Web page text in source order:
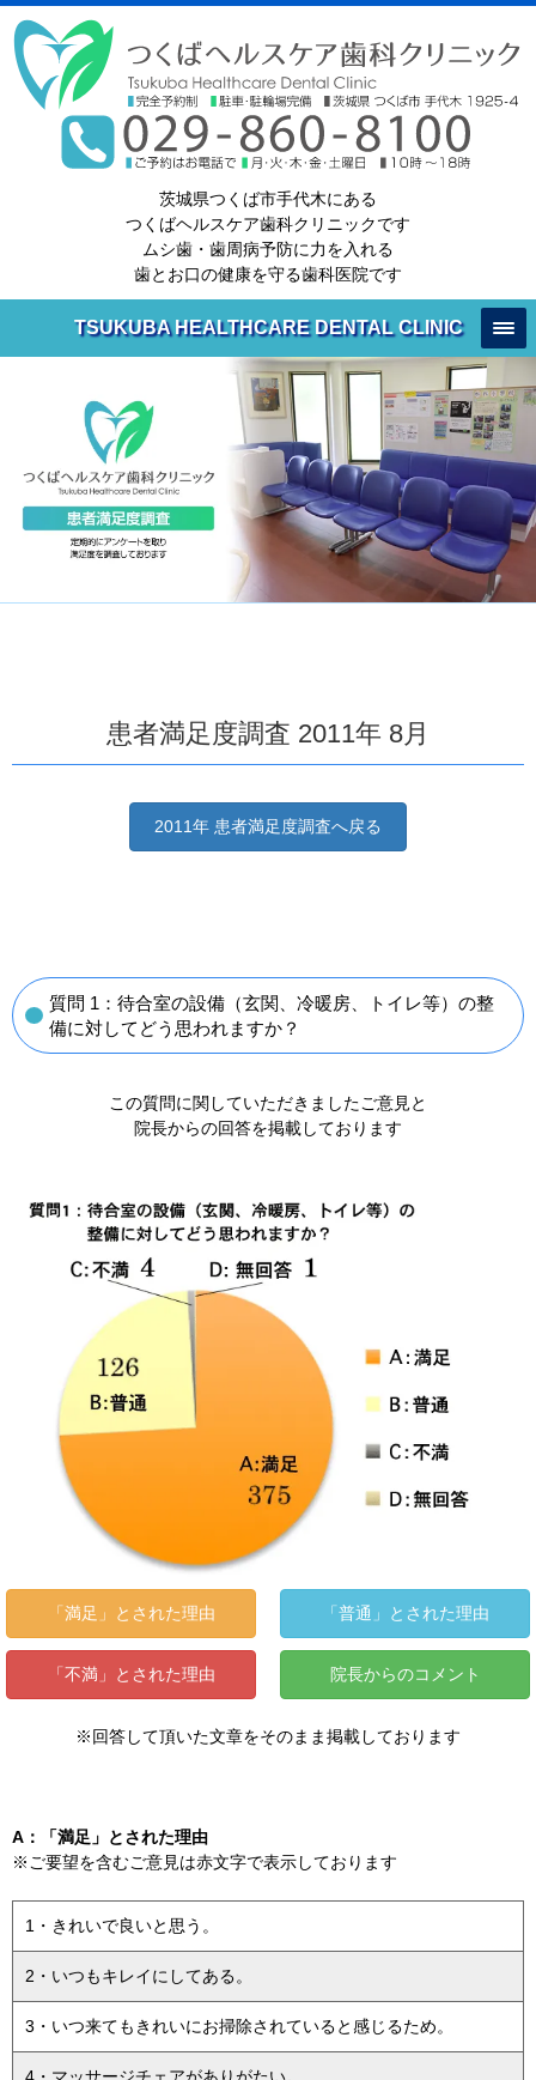
茨城県つくば市手代木にある
つくばヘルスケア歯科クリニックです
ムシ歯・歯周病予防に力を入れる
歯とお口の健康を守る歯科医院です
TSUKUBA HEALTHCARE DENTAL CLINIC
患者満足度調査 2011年 8月
2011年 患者満足度調査へ戻る
質問 1：待合室の設備（玄関、冷暖房、トイレ等）の整
備に対してどう思われますか？
この質問に関していただきましたご意見と
院長からの回答を掲載しております
「満足」とされた理由 「普通」とされた理由
「不満」とされた理由 院長からのコメント
※回答して頂いた文章をそのまま掲載しております
A：「満足」とされた理由
※ご要望を含むご意見は赤文字で表示しております
1・きれいで良いと思う。
2・いつもキレイにしてある。
3・いつ来てもきれいにお掃除されていると感じるため。